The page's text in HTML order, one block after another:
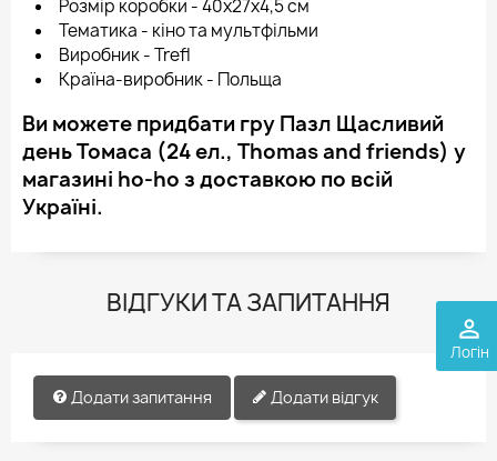
perm_identity
Логін
Розмір коробки - 40x27x4,5 см
Тематика - кіно та мультфільми
Виробник - Trefl
Країна-виробник - Польща
Ви можете придбати гру Пазл Щасливий
день Томаса (24 ел., Thomas and friends) у
магазині ho-ho з доставкою по всій
Україні.
ВІДГУКИ ТА ЗАПИТАННЯ
Додати запитання Додати відгук